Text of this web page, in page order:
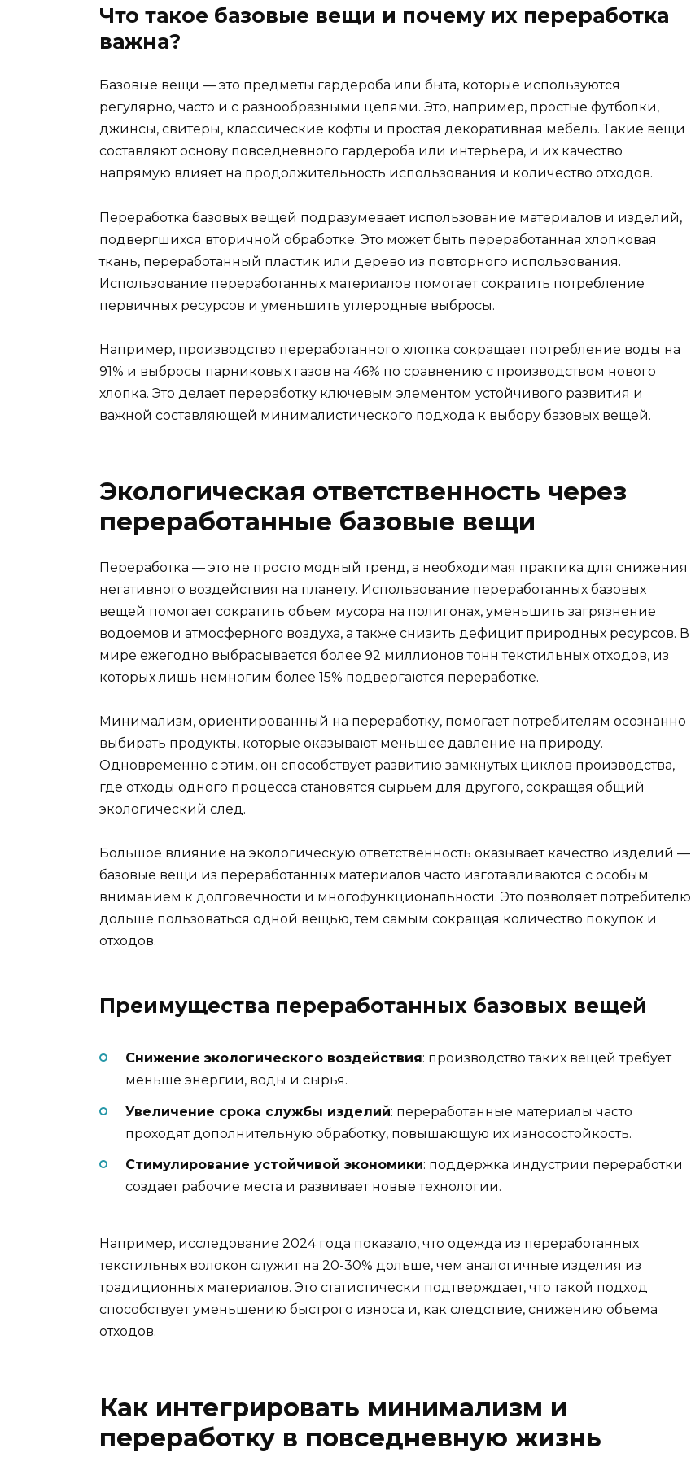
Что такое базовые вещи и почему их переработка
важна?
Базовые вещи — это предметы гардероба или быта, которые используются
регулярно, часто и с разнообразными целями. Это, например, простые футболки,
джинсы, свитеры, классические кофты и простая декоративная мебель. Такие вещи
составляют основу повседневного гардероба или интерьера, и их качество
напрямую влияет на продолжительность использования и количество отходов.
Переработка базовых вещей подразумевает использование материалов и изделий,
подвергшихся вторичной обработке. Это может быть переработанная хлопковая
ткань, переработанный пластик или дерево из повторного использования.
Использование переработанных материалов помогает сократить потребление
первичных ресурсов и уменьшить углеродные выбросы.
Например, производство переработанного хлопка сокращает потребление воды на
91% и выбросы парниковых газов на 46% по сравнению с производством нового
хлопка. Это делает переработку ключевым элементом устойчивого развития и
важной составляющей минималистического подхода к выбору базовых вещей.
Экологическая ответственность через
переработанные базовые вещи
Переработка — это не просто модный тренд, а необходимая практика для снижения
негативного воздействия на планету. Использование переработанных базовых
вещей помогает сократить объем мусора на полигонах, уменьшить загрязнение
водоемов и атмосферного воздуха, а также снизить дефицит природных ресурсов. В
мире ежегодно выбрасывается более 92 миллионов тонн текстильных отходов, из
которых лишь немногим более 15% подвергаются переработке.
Минимализм, ориентированный на переработку, помогает потребителям осознанно
выбирать продукты, которые оказывают меньшее давление на природу.
Одновременно с этим, он способствует развитию замкнутых циклов производства,
где отходы одного процесса становятся сырьем для другого, сокращая общий
экологический след.
Большое влияние на экологическую ответственность оказывает качество изделий —
базовые вещи из переработанных материалов часто изготавливаются с особым
вниманием к долговечности и многофункциональности. Это позволяет потребителю
дольше пользоваться одной вещью, тем самым сокращая количество покупок и
отходов.
Преимущества переработанных базовых вещей
Снижение экологического воздействия: производство таких вещей требует
меньше энергии, воды и сырья.
Увеличение срока службы изделий: переработанные материалы часто
проходят дополнительную обработку, повышающую их износостойкость.
Стимулирование устойчивой экономики: поддержка индустрии переработки
создает рабочие места и развивает новые технологии.
Например, исследование 2024 года показало, что одежда из переработанных
текстильных волокон служит на 20-30% дольше, чем аналогичные изделия из
традиционных материалов. Это статистически подтверждает, что такой подход
способствует уменьшению быстрого износа и, как следствие, снижению объема
отходов.
Как интегрировать минимализм и
переработку в повседневную жизнь